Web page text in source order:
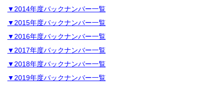
▼2014年度バックナンバー一覧
▼2015年度バックナンバー一覧
▼2016年度バックナンバー一覧
▼2017年度バックナンバー一覧
▼2018年度バックナンバー一覧
▼2019年度バックナンバー一覧